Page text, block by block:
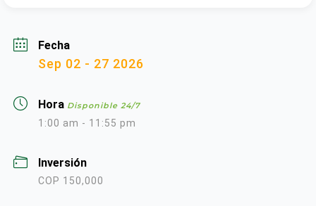
Fecha
Sep 02 - 27 2026
Hora Disponible 24/7
1:00 am - 11:55 pm
Inversión
COP 150,000